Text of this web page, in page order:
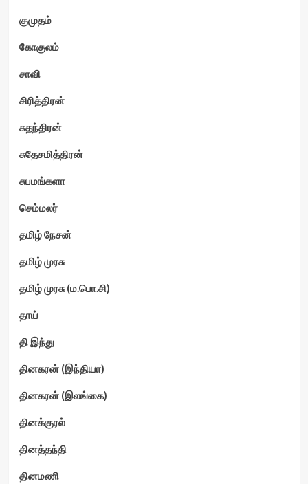
குமுதம்
கோகுலம்
சாவி
சிரித்திரன்
சுதந்திரன்
சுதேசமித்திரன்
சுபமங்களா
செம்மலர்
தமிழ் நேசன்
தமிழ் முரசு
தமிழ் முரசு (ம.பொ.சி)
தாய்
தி இந்து
தினகரன் (இந்தியா)
தினகரன் (இலங்கை)
தினக்குரல்
தினத்தந்தி
தினமணி